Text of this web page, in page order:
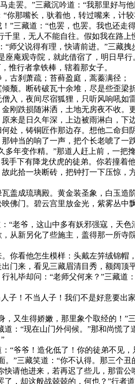
走罢。”三藏沉吟道：“我那里好
那嘴长，驮着他，转过嘴来，计
三藏道：“也罢，也罢。我也还走
里，无人不能自往。假如我在路
师父说得有理，快请前进。”三藏
庵观寺院，就此借宿了，明日早行
惟行者拿铁棒，辖着那女子。
刹萧疏；苔藓盈庭，蒿蓁满径；
。断砖破瓦十余堆，尽是些歪梁
，夜间尽宿狐狸，只听风响吼如
刚跌损随淋洒，土地无房夜不收。
来是日久年深，上边被雨淋白，下
，铸铜匠作那边存。想他二命归
钟当的响了一声，把个长老唬了
年变作精。”那道人赶上前，一把
下有降龙伏虎的徒弟。你若撞着
拾一块断砖，把钟打一下压惊，
成琉璃殿。黄金装圣象，白玉造
佛门。碧云宫里放金光，紫雾丛
爷，这山中多有妖邪强寇，天色
从新另化了些施主，盖得那一所寺院
看他怎生模样：头戴左笄绒锦帽
门来，看见三藏眉清目秀，额阔顶
毕却问：“老师父何来？”三藏道
！不当人子！我们不是好意要出
生得娇嫩，那里象个取经的！”
：“现在山门外伺候。”那和尚慌
爷！造化低了！你的徒弟不见，
三藏笑道：“你不认得。那三个丑
请他进来，若再迟了些儿，那雷
，却这般战兢兢的，何也？”行者